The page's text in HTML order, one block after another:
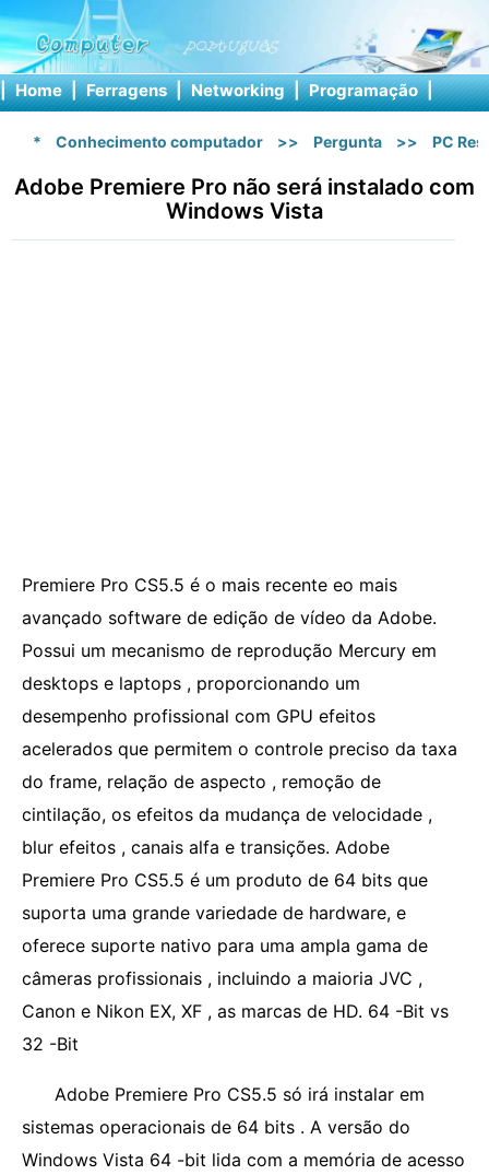
| Home | Ferragens | Networking | Programação |
* Conhecimento computador >> Pergunta >> PC
Adobe Premiere Pro não será instalado com
Windows Vista
Premiere Pro CS5.5 é o mais recente eo mais
avançado software de edição de vídeo da Adobe.
Possui um mecanismo de reprodução Mercury em
desktops e laptops , proporcionando um
desempenho profissional com GPU efeitos
acelerados que permitem o controle preciso da taxa
do frame, relação de aspecto , remoção de
cintilação, os efeitos da mudança de velocidade ,
blur efeitos , canais alfa e transições. Adobe
Premiere Pro CS5.5 é um produto de 64 bits que
suporta uma grande variedade de hardware, e
oferece suporte nativo para uma ampla gama de
câmeras profissionais , incluindo a maioria JVC ,
Canon e Nikon EX, XF , as marcas de HD. 64 -Bit vs
32 -Bit
Adobe Premiere Pro CS5.5 só irá instalar em
sistemas operacionais de 64 bits . A versão do
Windows Vista 64 -bit lida com a memória de acesso